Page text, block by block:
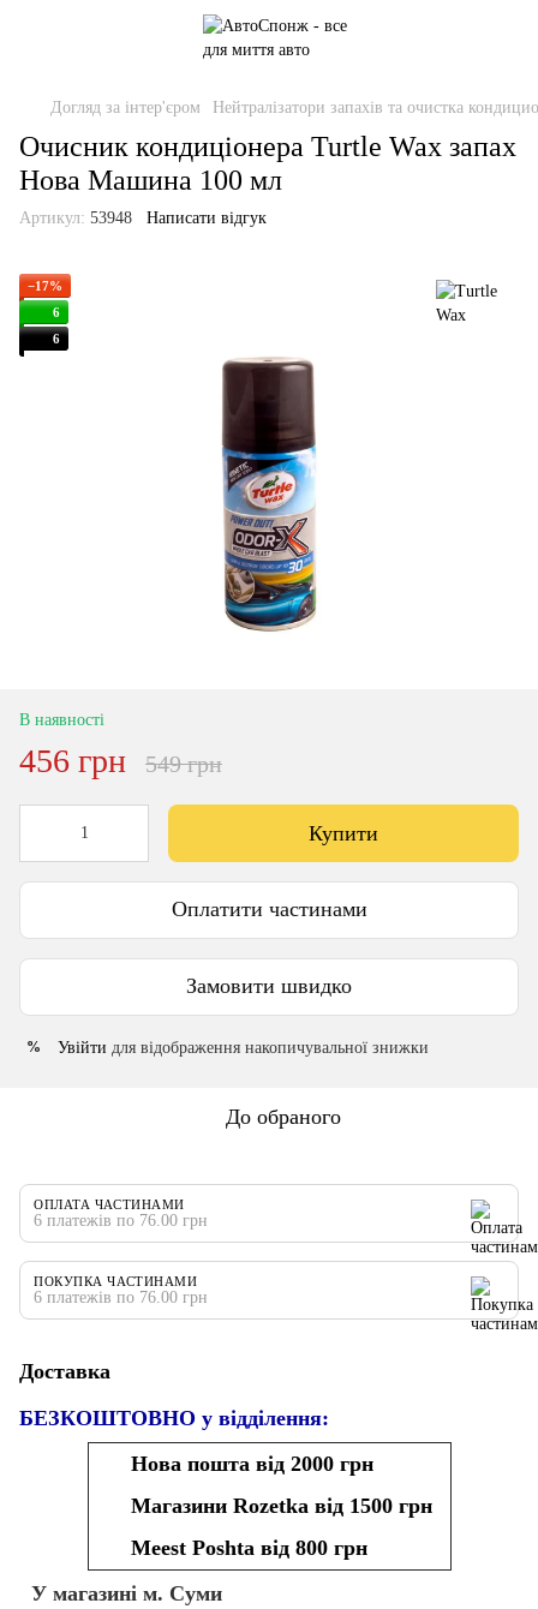
Догляд за інтер'єром Нейтралізатори запахів та очистка
Очисник кондиціонера Turtle Wax запах
Нова Машина 100 мл
Артикул: 53948 Написати відгук
−17%
6
6
В наявності
456 грн 549 грн
Купити
Оплатити частинами
Замовити швидко
% Увійти для відображення накопичувальної знижки
До обраного
ОПЛАТА ЧАСТИНАМИ
6 платежів по 76.00 грн
ПОКУПКА ЧАСТИНАМИ
6 платежів по 76.00 грн
Доставка
БЕЗКОШТОВНО у відділення:
Нова пошта від 2000 грн
Магазини Rozetka від 1500 грн
Meest Poshta від 800 грн
У магазині м. Суми